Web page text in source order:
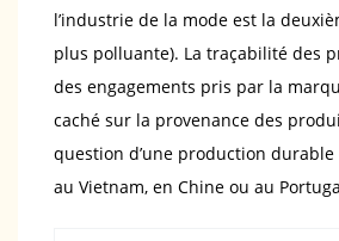
l’industrie de la mode est la
plus polluante). La traçabilité des
des engagements pris par la
caché sur la provenance des
question d’une production
au Vietnam, en Chine ou au